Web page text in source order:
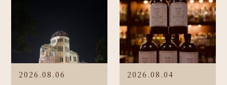
2026.08.06 2026.08.04